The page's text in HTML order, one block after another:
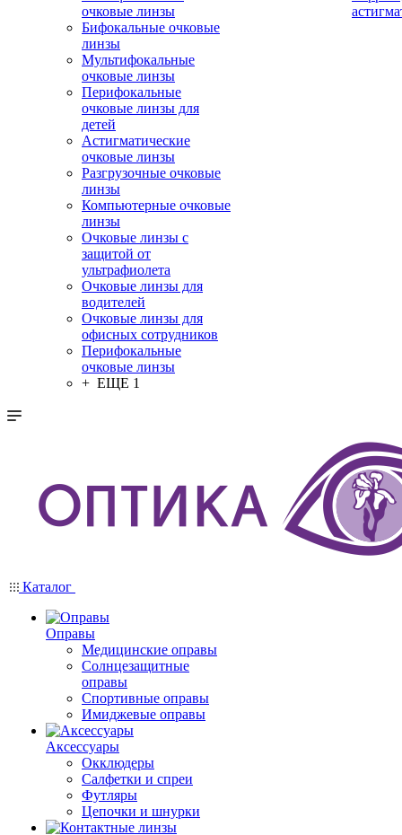
очковые линзы
Бифокальные очковые
линзы
Мультифокальные
очковые линзы
Перифокальные
очковые линзы для
детей
Астигматические
очковые линзы
Разгрузочные очковые
линзы
Компьютерные очковые
линзы
Очковые линзы с
защитой от
ультрафиолета
Очковые линзы для
водителей
Очковые линзы для
офисных сотрудников
Перифокальные
очковые линзы
+ ЕЩЕ 1
Каталог
Оправы
Медицинские оправы
Солнцезащитные
оправы
Спортивные оправы
Имиджевые оправы
Аксессуары
Окклюдеры
Салфетки и спреи
Футляры
Цепочки и шнурки